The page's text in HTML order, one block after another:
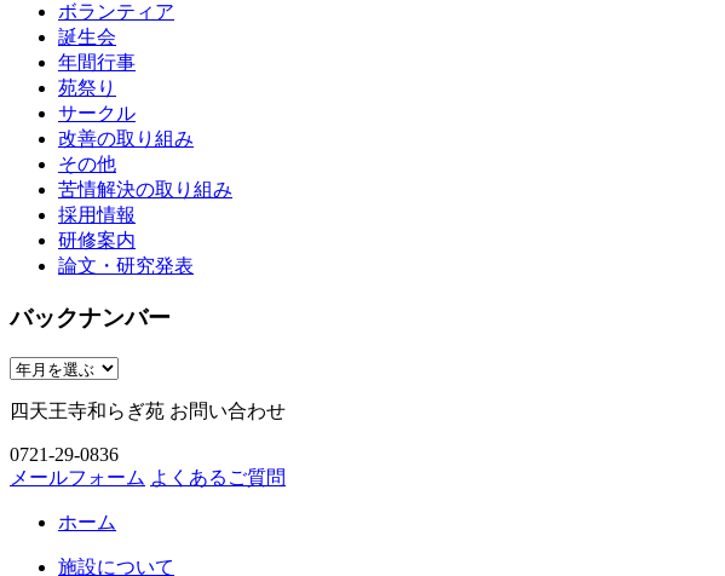
ボランティア
誕生会
年間行事
苑祭り
サークル
改善の取り組み
その他
苦情解決の取り組み
採用情報
研修案内
論文・研究発表
バックナンバー
四天王寺和らぎ苑 お問い合わせ
0721-29-0836
メールフォーム よくあるご質問
ホーム
施設について